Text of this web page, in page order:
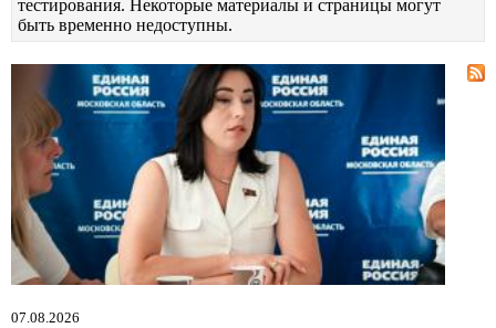
тестирования. Некоторые материалы и страницы могут
быть временно недоступны.
07.08.2026